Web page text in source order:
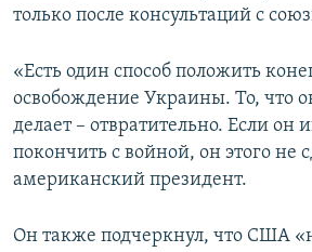
только после консультаций с
«Есть один способ положить
освобождение Украины. То, что
делает – отвратительно. Если он
покончить с войной, он этого не
американский президент.
Он также подчеркнул, что США